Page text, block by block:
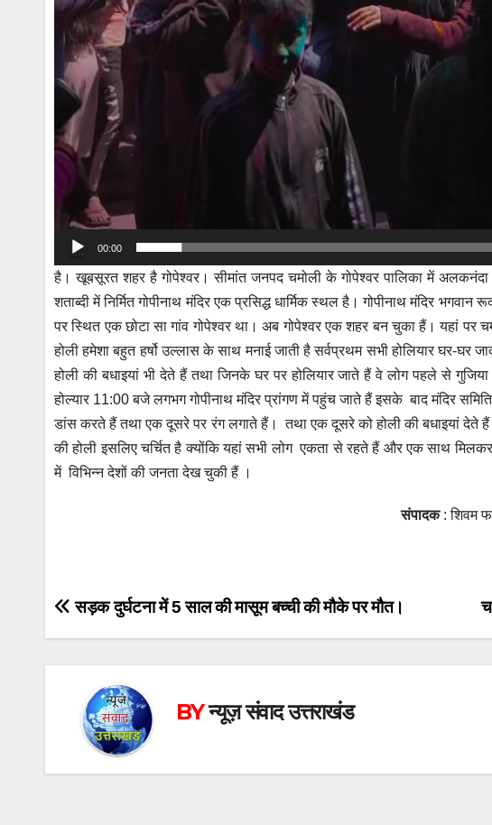
00:00
है। खूबसूरत शहर है गोपेश्वर। सीमांत जनपद चमोली के गोपेश्वर पालिका में
शताब्दी में निर्मित गोपीनाथ मंदिर एक प्रसिद्ध धार्मिक स्थल है। गोपीनाथ मंदिर
पर स्थित एक छोटा सा गांव गोपेश्वर था। अब गोपेश्वर एक शहर बन चुका हैं। यहां
होली हमेशा बहुत हर्षो उल्लास के साथ मनाई जाती है सर्वप्रथम सभी होलियार घर-
होली की बधाइयां भी देते हैं तथा जिनके घर पर होलियार जाते हैं वे लोग पहले से
होल्यार 11:00 बजे लगभग गोपीनाथ मंदिर प्रांगण में पहुंच जाते हैं इसके बाद मंदिर
डांस करते हैं तथा एक दूसरे पर रंग लगाते हैं। तथा एक दूसरे को होली की बधाइयां देते हैं
की होली इसलिए चर्चित है क्योंकि यहां सभी लोग एकता से रहते हैं और एक साथ
में विभिन्न देशों की जनता देख चुकी हैं ।
संपादक: शिवम
Post
navigation
सड़क दुर्घटना में 5 साल की मासूम बच्ची की मौके पर मौत।
BYन्यूज़ संवाद उत्तराखंड